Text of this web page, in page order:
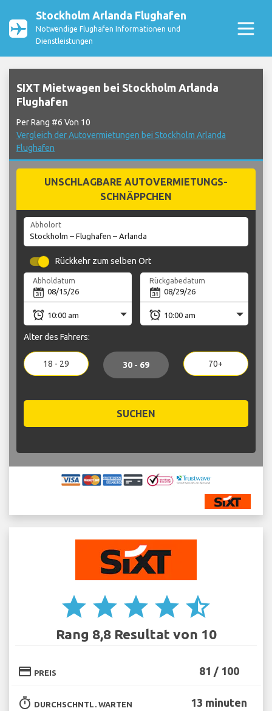
Stockholm Arlanda Flughafen
Notwendige Flughafen Informationen und
Dienstleistungen
SIXT Mietwagen bei Stockholm Arlanda
Flughafen
Per Rang #6 Von 10
Vergleich der Autovermietungen bei Stockholm Arlanda
Flughafen
UNSCHLAGBARE AUTOVERMIETUNGS-
SCHNÄPPCHEN
Abholort
Rückkehr zum selben Ort
Abholdatum Rückgabedatum
Alter des Fahrers:
18 - 29 30 - 69 70+
SUCHEN
star star star star star_half
Rang 8,8 Resultat von 10
credit_card PREIS 81 / 100
timer DURCHSCHNTL. WARTEN 13 minuten